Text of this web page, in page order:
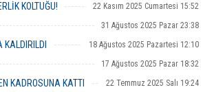
KOLTUĞU! 22 Kasım 2025 Cumartesi 15:52
31 Ağustos 2025 Pazar 23:38
18 Ağustos 2025 Pazartesi 12:10
17 Ağustos 2025 Pazar 18:32
KADROSUNA KATTI 22 Temmuz 2025 Salı 19:24